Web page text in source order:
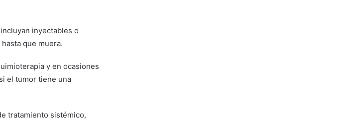
inyectables o
que muera.
y en ocasiones
el tumor tiene una
tratamiento sistémico,